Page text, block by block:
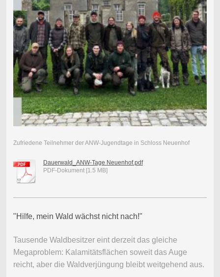
Zufriedene Teilnehmer der ANW-Jugendtage in Schloss Neuenhof
Dauerwald_ANW-Tage Neuenhof.pdf
PDF-Dokument [1.5 MB]
"Hilfe, mein Wald wächst nicht nach!"
Tausende Waldbesitzer eint derzeit das gleiche
Megaproblem: Kalamitätsflächen soweit das Auge
reicht, aber die Waldverjüngung bleibt weitgehend aus.